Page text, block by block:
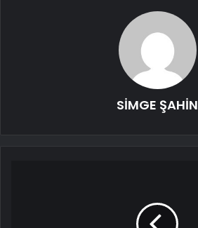
SİMGE ŞAHİN